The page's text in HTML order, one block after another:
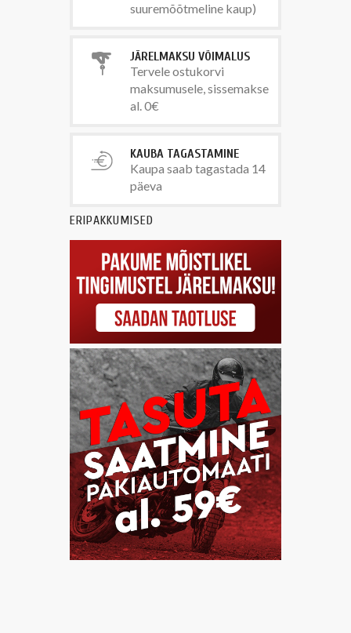
suuremõõtmeline kaup)
JÄRELMAKSU VÕIMALUS
Tervele ostukorvi
maksumusele, sissemakse
al. 0€
KAUBA TAGASTAMINE
Kaupa saab tagastada 14
päeva
ERIPAKKUMISED